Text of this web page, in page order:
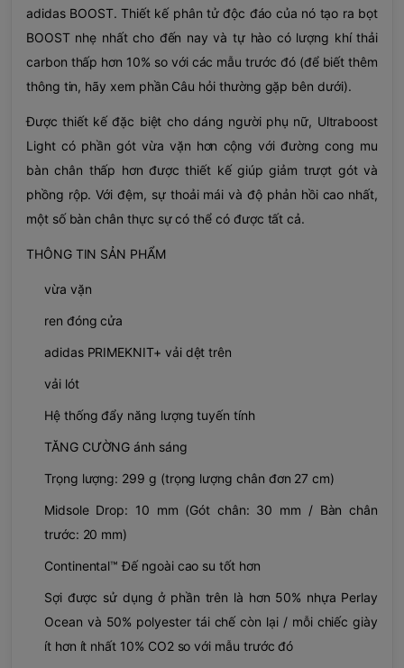
adidas BOOST. Thiết kế phân tử độc đáo của nó tạo ra bọt
BOOST nhẹ nhất cho đến nay và tự hào có lượng khí thải
carbon thấp hơn 10% so với các mẫu trước đó (để biết thêm
thông tin, hãy xem phần Câu hỏi thường gặp bên dưới).
Được thiết kế đặc biệt cho dáng người phụ nữ, Ultraboost
Light có phần gót vừa vặn hơn cộng với đường cong mu
bàn chân thấp hơn được thiết kế giúp giảm trượt gót và
phồng rộp. Với đệm, sự thoải mái và độ phản hồi cao nhất,
một số bàn chân thực sự có thể có được tất cả.
THÔNG TIN SẢN PHẨM
vừa vặn
ren đóng cửa
adidas PRIMEKNIT+ vải dệt trên
vải lót
Hệ thống đẩy năng lượng tuyến tính
TĂNG CƯỜNG ánh sáng
Trọng lượng: 299 g (trọng lượng chân đơn 27 cm)
Midsole Drop: 10 mm (Gót chân: 30 mm / Bàn chân
trước: 20 mm)
Continental™ Đế ngoài cao su tốt hơn
Sợi được sử dụng ở phần trên là hơn 50% nhựa Perlay
Ocean và 50% polyester tái chế còn lại / mỗi chiếc giày
ít hơn ít nhất 10% CO2 so với mẫu trước đó